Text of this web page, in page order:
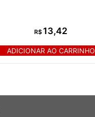
R$ 13,42
ADICIONAR AO CARRINHO